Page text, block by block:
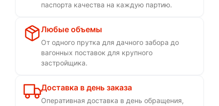
паспорта качества на каждую партию.
Любые объемы
От одного прутка для дачного забора до
вагонных поставок для крупного
застройщика.
Доставка в день заказа
Оперативная доставка в день обращения,